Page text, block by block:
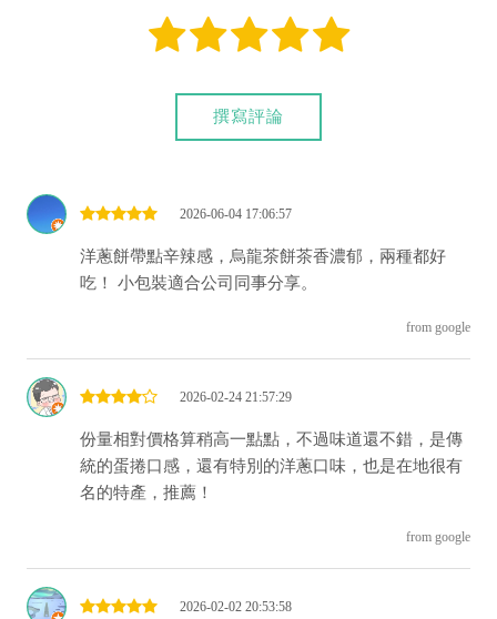
撰寫評論
2026-06-04 17:06:57
洋蔥餅帶點辛辣感，烏龍茶餅茶香濃郁，兩種都好
吃！ 小包裝適合公司同事分享。
from google
2026-02-24 21:57:29
份量相對價格算稍高一點點，不過味道還不錯，是傳
統的蛋捲口感，還有特別的洋蔥口味，也是在地很有
名的特產，推薦！
from google
2026-02-02 20:53:58